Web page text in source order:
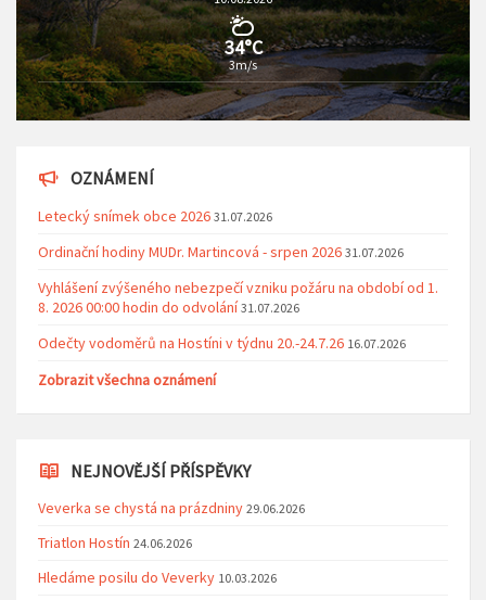
34°C
3m/s
OZNÁMENÍ
Letecký snímek obce 2026 31.07.2026
Ordinační hodiny MUDr. Martincová - srpen 2026 31.07.2026
Vyhlášení zvýšeného nebezpečí vzniku požáru na období od 1.
8. 2026 00:00 hodin do odvolání 31.07.2026
Odečty vodoměrů na Hostíni v týdnu 20.-24.7.26 16.07.2026
Zobrazit všechna oznámení
NEJNOVĚJŠÍ PŘÍSPĚVKY
Veverka se chystá na prázdniny 29.06.2026
Triatlon Hostín 24.06.2026
Hledáme posilu do Veverky 10.03.2026